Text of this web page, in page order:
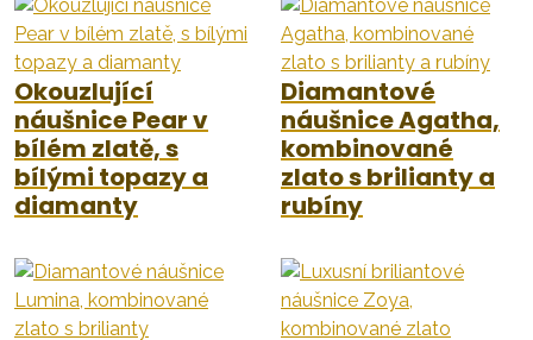
Okouzlující
náušnice Pear v
bílém zlatě, s
bílými topazy a
diamanty
Diamantové
náušnice Agatha,
kombinované
zlato s brilianty a
rubíny